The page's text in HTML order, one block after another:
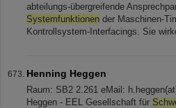
abteilungs-übergreifende
Systemfunktionen der Maschinen-
Kontrollsystem-Interfacings. Sie
Henning Heggen
Raum: SB2 2.261 eMail:
Heggen - EEL Gesellschaft für